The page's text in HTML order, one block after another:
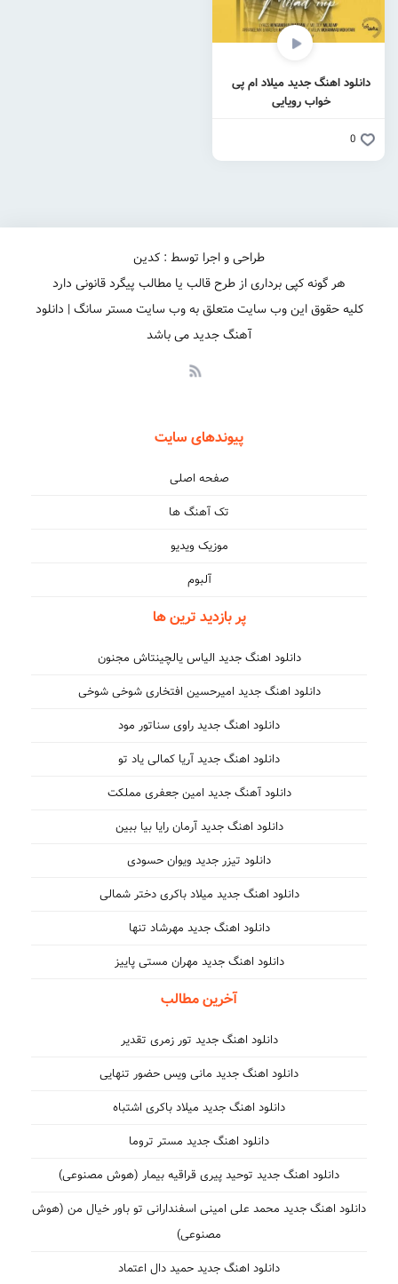
دانلود اهنگ جدید میلاد ام پی
خواب رویایی
0
طراحی و اجرا توسط : کدین
هر گونه کپی برداری از طرح قالب یا مطالب پیگرد قانونی دارد
کلیه حقوق این وب سایت متعلق به وب سایت مستر سانگ | دانلود
آهنگ جدید می باشد
پیوندهای سایت
صفحه اصلی
تک آهنگ ها
موزیک ویدیو
آلبوم
پر بازدید ترین ها
دانلود اهنگ جدید الیاس یالچینتاش مجنون
دانلود اهنگ جدید امیرحسین افتخاری شوخی شوخی
دانلود اهنگ جدید راوی سناتور مود
دانلود اهنگ جدید آریا کمالی یاد تو
دانلود آهنگ جدید امین جعفری مملکت
دانلود اهنگ جدید آرمان رایا بیا ببین
دانلود تیزر جدید ویوان حسودی
دانلود اهنگ جدید میلاد باکری دختر شمالی
دانلود اهنگ جدید مهرشاد تنها
دانلود اهنگ جدید مهران مستی پاییز
آخرین مطالب
دانلود اهنگ جدید تور زمری تقدیر
دانلود اهنگ جدید مانی ویس حضور تنهایی
دانلود اهنگ جدید میلاد باکری اشتباه
دانلود اهنگ جدید مستر تروما
دانلود اهنگ جدید توحید پیری قراقیه بیمار (هوش مصنوعی)
دانلود اهنگ جدید محمد علی امینی اسفندارانی تو باور خیال من (هوش
مصنوعی)
دانلود اهنگ جدید حمید دال اعتماد